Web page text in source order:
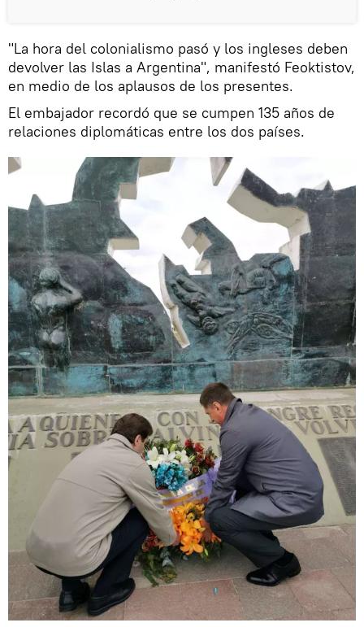
"La hora del colonialismo pasó y los ingleses deben
devolver las Islas a Argentina", manifestó Feoktistov,
en medio de los aplausos de los presentes.
El embajador recordó que se cumpen 135 años de
relaciones diplomáticas entre los dos países.